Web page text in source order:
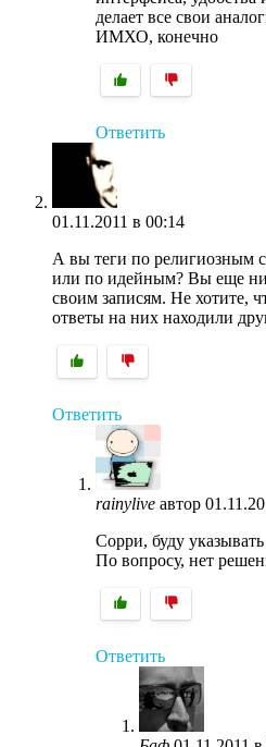
делает все свои
ИМХО, конечно
Ответить
01.11.2011 в 00:14
А вы теги по религиозным
или по идейным? Вы еще ни
своим записям. Не хотите,
ответы на них находили
Ответить
rainylive автор
Сорри, буду
По вопросу, нет
Ответить